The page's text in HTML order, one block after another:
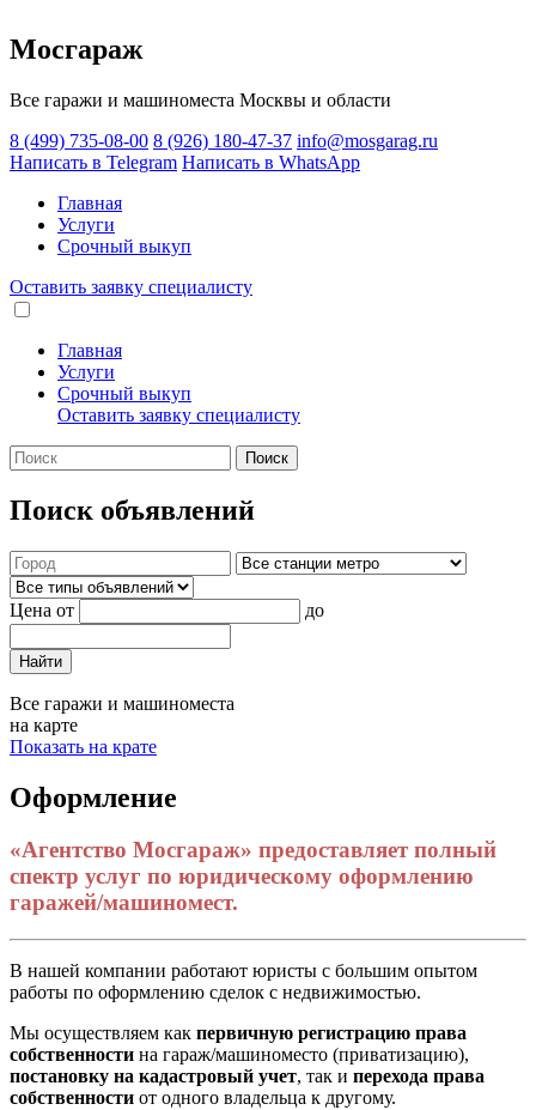
Мосгараж
Все гаражи и машиноместа Москвы и области
8 (499) 735-08-00 8 (926) 180-47-37 info@mosgarag.ru
Написать в Telegram Написать в WhatsApp
Главная
Услуги
Срочный выкуп
Оставить заявку специалисту
Главная
Услуги
Срочный выкуп
Оставить заявку специалисту
Поиск
Поиск объявлений
Цена от до
Найти
Все гаражи и машиноместа
на карте
Показать на крате
Оформление
«Агентство Мосгараж» предоставляет полный
спектр услуг по юридическому оформлению
гаражей/машиномест.
В нашей компании работают юристы с большим опытом
работы по оформлению сделок с недвижимостью.
Мы осуществляем как первичную регистрацию права
собственности на гараж/машиноместо (приватизацию),
постановку на кадастровый учет, так и перехода права
собственности от одного владельца к другому.